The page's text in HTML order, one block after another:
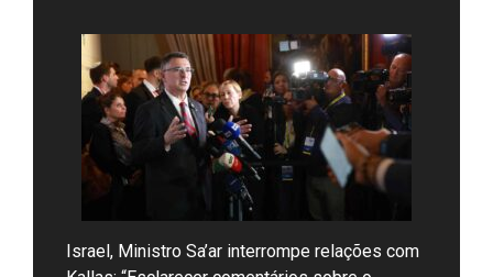
Israel, Ministro Sa’ar interrompe relações com